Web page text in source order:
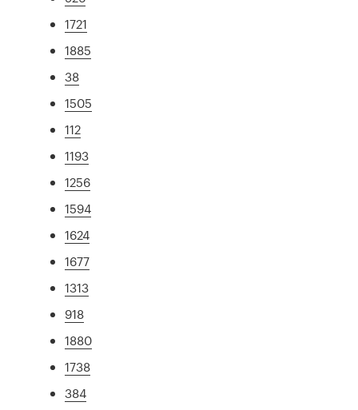
1721
1885
38
1505
112
1193
1256
1594
1624
1677
1313
918
1880
1738
384